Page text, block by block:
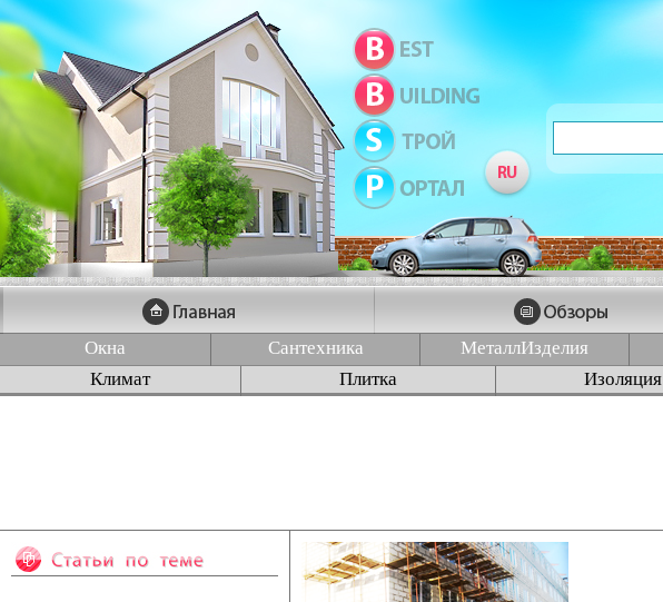
Окна Сантехника МеталлИзделия
Климат
Плитка Изоляция